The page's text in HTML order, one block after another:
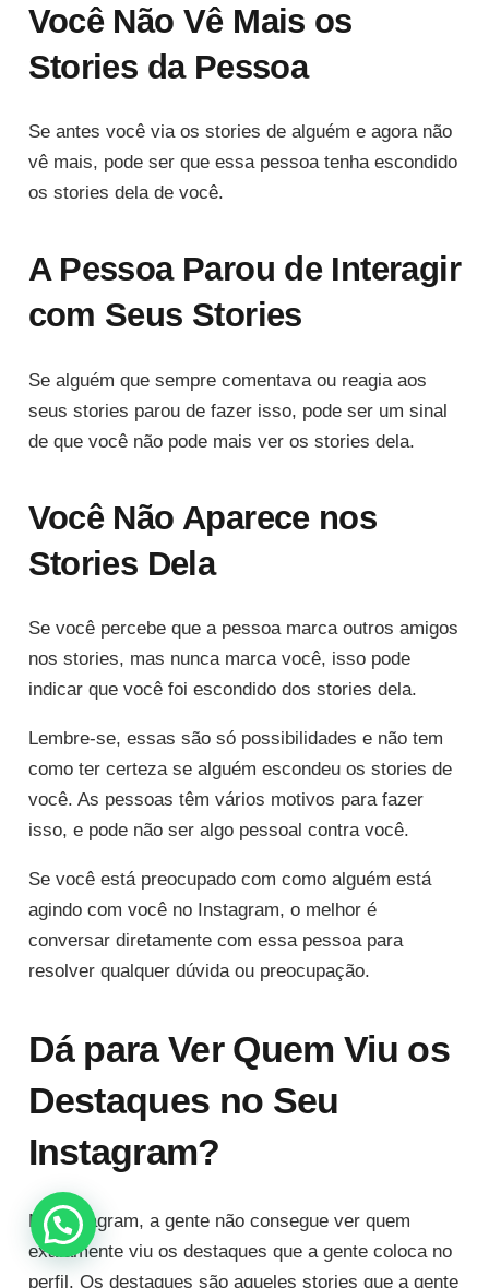
Você Não Vê Mais os
Stories da Pessoa
Se antes você via os stories de alguém e agora não
vê mais, pode ser que essa pessoa tenha escondido
os stories dela de você.
A Pessoa Parou de Interagir
com Seus Stories
Se alguém que sempre comentava ou reagia aos
seus stories parou de fazer isso, pode ser um sinal
de que você não pode mais ver os stories dela.
Você Não Aparece nos
Stories Dela
Se você percebe que a pessoa marca outros amigos
nos stories, mas nunca marca você, isso pode
indicar que você foi escondido dos stories dela.
Lembre-se, essas são só possibilidades e não tem
como ter certeza se alguém escondeu os stories de
você. As pessoas têm vários motivos para fazer
isso, e pode não ser algo pessoal contra você.
Se você está preocupado com como alguém está
agindo com você no Instagram, o melhor é
conversar diretamente com essa pessoa para
resolver qualquer dúvida ou preocupação.
Dá para Ver Quem Viu os
Destaques no Seu
Instagram?
No Instagram, a gente não consegue ver quem
exatamente viu os destaques que a gente coloca no
perfil. Os destaques são aqueles stories que a gente